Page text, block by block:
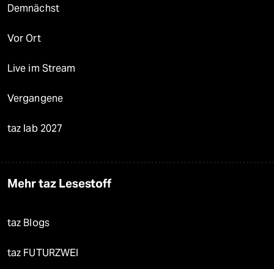
Demnächst
Vor Ort
Live im Stream
Vergangene
taz lab 2027
Mehr taz Lesestoff
taz Blogs
taz FUTURZWEI